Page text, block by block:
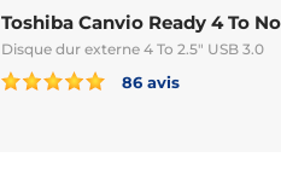
Toshiba Canvio Ready 4 To
Disque dur externe 4 To 2.5" USB 3.0
86 avis